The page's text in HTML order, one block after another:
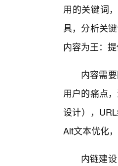
用的关键词
具，分析关
内容为王：
内容需
用户的痛点
设计），
Alt文本优化
内链建